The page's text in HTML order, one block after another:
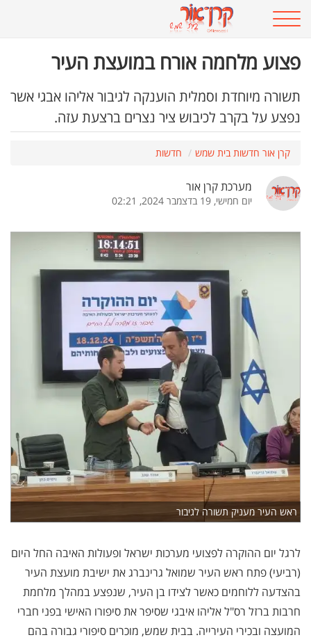
פצוע מלחמה אורח במועצת העיר
תשורה מיוחדת וסמלית הוענקה לגיבור אליהו אבגי אשר
נפצע על בקרב לכיבוש ציר נצרים ברצעת עזה.
קרן אור חדשות בית שמש חדשות
מערכת קרן אור
יום חמישי, 19 בדצמבר 2024, 02:21
ראש העיר מעניק תשורה לגיבור
לרגל יום ההוקרה לפצועי מערכות ישראל ופעולות האיבה החל היום
(רביעי) פתח ראש העיר שמואל גרינברג את ישיבת מועצת העיר
בהצדעה ללוחמים כאשר לצידו בן העיר, שנפצע במהלך מלחמת
חרבות ברזל רס"ל אליהו איבגי שסיפר את סיפורו האישי בפני חברי
המועצה ובכירי העירייה. בבית שמש, מוכרים סיפורי גבורה בהם